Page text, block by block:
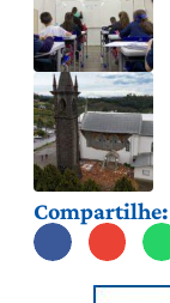
Compartilhe: